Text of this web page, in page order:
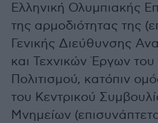
Ελληνική Ολυμπιακής
της αρμοδιότητας της
Γενικής Διεύθυνσης
και Τεχνικών Έργων
Πολιτισμού, κατόπιν
του Κεντρικού
Μνημείων